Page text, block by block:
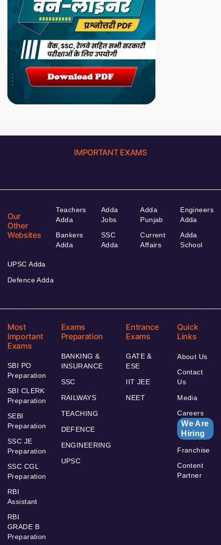
IMPORTANT EXAMS
Our
Other
Websites
Teachers
Adda
Bankers
Adda
Adda
Jobs
SSC
Adda
Adda
Punjab
Current
Affairs
Engineers
Adda
Adda
School
UPSC Adda
Defence Adda
Most
Important
Exams
SBI PO
Preparation
SBI CLERK
Preparation
SEBI
Preparation
SSC JE
Preparation
SSC CGL
Preparation
RBI
Assistant
RBI
GRADE B
Preparation
Exams
Preparation
BANKING &
INSURANCE
SSC
RAILWAYS
TEACHING
DEFENCE
ENGINEERING
UPSC
Entrance
Exams
GATE &
ESE
IIT JEE
NEET
Quick
Links
About Us
Contact
Us
Media
Careers
We Are
Hiring
Franchise
Content
Partner